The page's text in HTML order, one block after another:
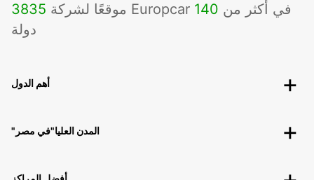
3835 موقعًا لشركة Europcar في أكثر من 140
دولة
أهم الدول
"المدن العليا"في مصر